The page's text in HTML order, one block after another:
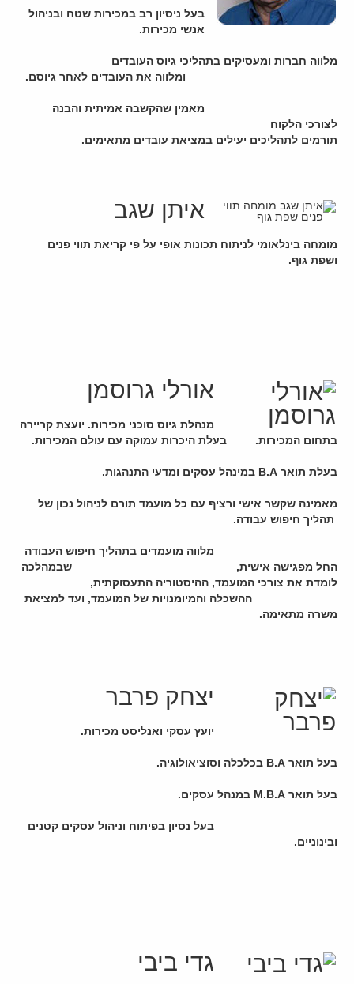
בעל ניסיון רב במכירות שטח ובניהול
אנשי מכירות.
מלווה חברות ומעסיקים בתהליכי גיוס העובדים
ומלווה את העובדים לאחר גיוסם.
מאמין שהקשבה אמיתית והבנה
לצורכי הלקוח
תורמים לתהליכים יעילים במציאת עובדים מתאימים.
איתן שגב
מומחה בינלאומי לניתוח תכונות אופי על פי קריאת תווי פנים
ושפת גוף.
אורלי גרוסמן
מנהלת גיוס סוכני מכירות. יועצת קריירה
בתחום המכירות. בעלת היכרות עמוקה עם עולם המכירות.
בעלת תואר B.A במינהל עסקים ומדעי התנהגות.
מאמינה שקשר אישי ורציף עם כל מועמד תורם לניהול נכון של
תהליך חיפוש עבודה.
מלווה מועמדים בתהליך חיפוש העבודה
החל מפגישה אישית, שבמהלכה
לומדת את צורכי המועמד, ההיסטוריה התעסוקתית,
ההשכלה והמיומנויות של המועמד, ועד למציאת
משרה מתאימה.
יצחק פרבר
יועץ עסקי ואנליסט מכירות.
בעל תואר B.A בכלכלה וסוציאולוגיה.
בעל תואר M.B.A במנהל עסקים.
בעל נסיון בפיתוח וניהול עסקים קטנים
ובינוניים.
גדי ביבי